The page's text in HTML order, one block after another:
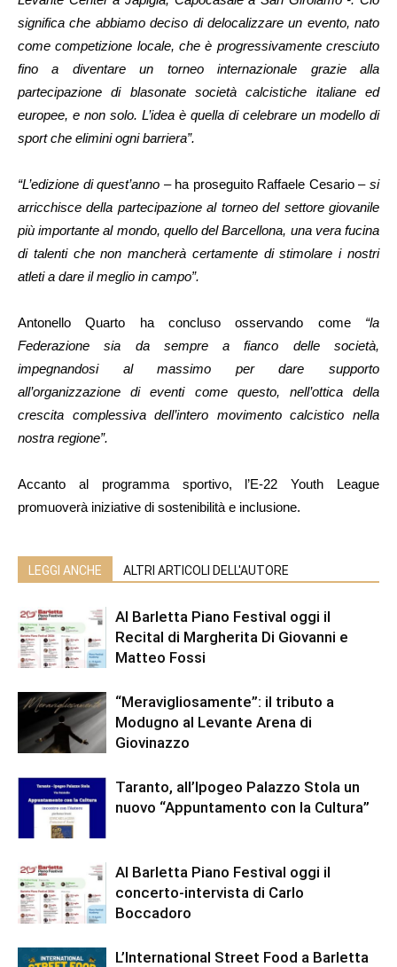
significa che abbiamo deciso di delocalizzare un evento, nato
come competizione locale, che è progressivamente cresciuto
fino a diventare un torneo internazionale grazie alla
partecipazione di blasonate società calcistiche italiane ed
europee, e non solo. L’idea è quella di celebrare un modello di
sport che elimini ogni barriera”.
“L’edizione di quest’anno – ha proseguito Raffaele Cesario –si
arricchisce della partecipazione al torneo del settore giovanile
più importante al mondo, quello del Barcellona, una vera fucina
di talenti che non mancherà certamente di stimolare i nostri
atleti a dare il meglio in campo”.
Antonello Quarto ha concluso osservando come “la
Federazione sia da sempre a fianco delle società,
impegnandosi al massimo per dare supporto
all’organizzazione di eventi come questo, nell’ottica della
crescita complessiva dell’intero movimento calcistico nella
nostra regione”.
Accanto al programma sportivo, l’E-22 Youth League
promuoverà iniziative di sostenibilità e inclusione.
LEGGI ANCHE ALTRI ARTICOLI DELL'AUTORE
Al Barletta Piano Festival oggi il
Recital di Margherita Di Giovanni e
Matteo Fossi
“Meravigliosamente”: il tributo a
Modugno al Levante Arena di
Giovinazzo
Taranto, all’Ipogeo Palazzo Stola un
nuovo “Appuntamento con la Cultura”
Al Barletta Piano Festival oggi il
concerto-intervista di Carlo
Boccadoro
L’International Street Food a Barletta